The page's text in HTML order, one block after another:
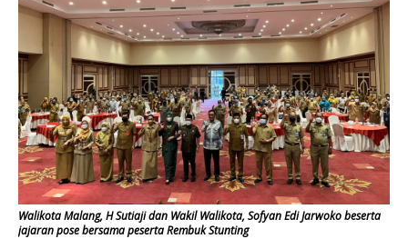
Walikota Malang, H Sutiaji dan Wakil Walikota, Sofyan Edi Jarwoko beserta
jajaran pose bersama peserta Rembuk Stunting